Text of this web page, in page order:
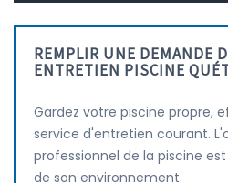
REMPLIR UNE DEMANDE
ENTRETIEN PISCINE
Gardez votre piscine propre,
service d'entretien courant.
professionnel de la piscine
de son environnement.